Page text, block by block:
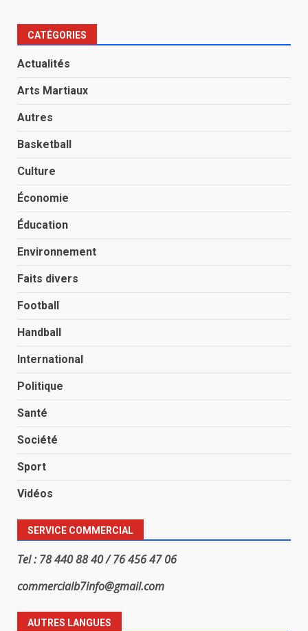
CATÉGORIES
Actualités
Arts Martiaux
Autres
Basketball
Culture
Économie
Éducation
Environnement
Faits divers
Football
Handball
International
Politique
Santé
Société
Sport
Vidéos
SERVICE COMMERCIAL
Tel : 78 440 88 40 / 76 456 47 06
commercialb7info@gmail.com
AUTRES LANGUES